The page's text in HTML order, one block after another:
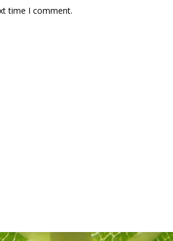
time I comment.